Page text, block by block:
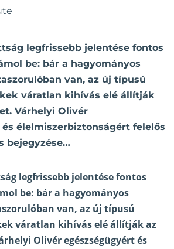
legfrissebb jelentése fontos
be: bár a hagyományos
van, az új típusú
váratlan kihívás elé állítják
Várhelyi Olivér
élelmiszerbiztonságért felelős
bejegyzése…
legfrissebb jelentése fontos
be: bár a hagyományos
van, az új típusú
váratlan kihívás elé állítják az
Olivér egészségügyért és